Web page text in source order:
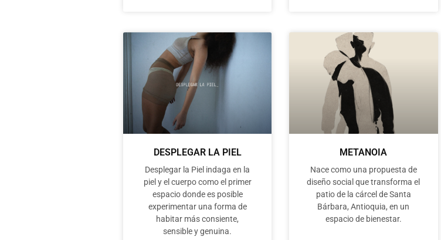
DESPLEGAR LA PIEL
Desplegar la Piel indaga en la
piel y el cuerpo como el primer
espacio donde es posible
experimentar una forma de
habitar más consiente,
sensible y genuina.
METANOIA
Nace como una propuesta de
diseño social que transforma el
patio de la cárcel de Santa
Bárbara, Antioquia, en un
espacio de bienestar.